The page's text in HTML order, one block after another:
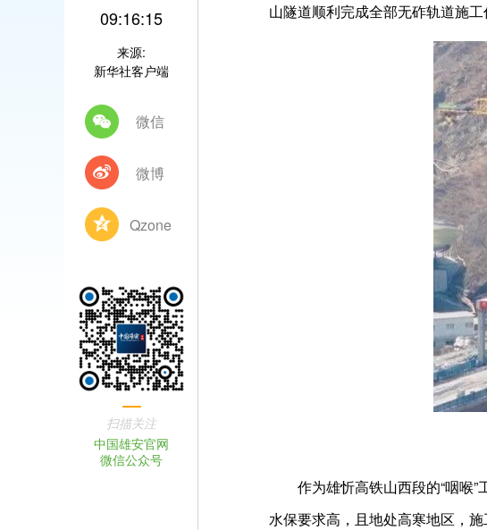
09:16:15
来源:
新华社客户端
微信
微博
Qzone
扫描关注
中国雄安官网
微信公众号
山隧道顺利完成全部无砟轨道施
作为雄忻高铁山西段的“咽喉”
水保要求高，且地处高寒地区，